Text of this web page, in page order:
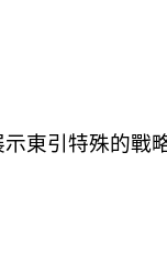
東引特殊的戰